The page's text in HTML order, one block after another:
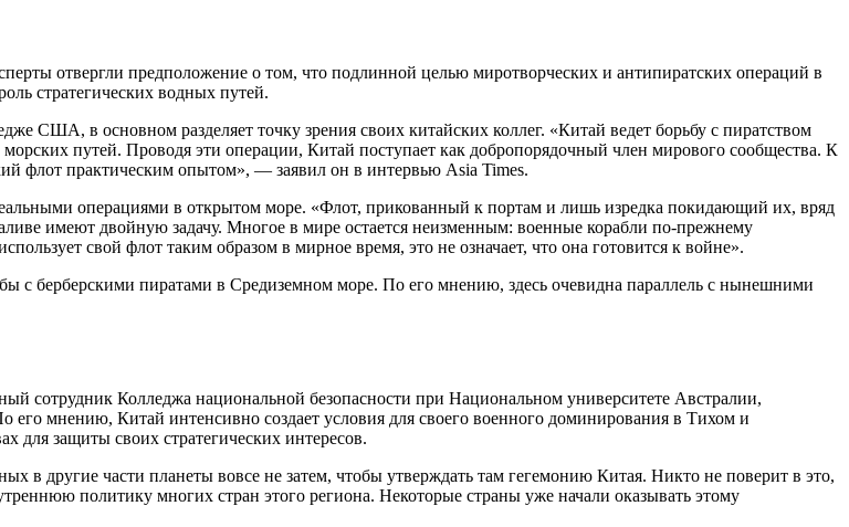
отвергли предположение о том, что подлинной целью миротворческих и антипиратских операций в
стратегических водных путей.
США, в основном разделяет точку зрения своих китайских коллег. «Китай ведет борьбу с пиратством
путей. Проводя эти операции, Китай поступает как добропорядочный член мирового сообщества. К
флот практическим опытом», — заявил он в интервью Asia Times.
операциями в открытом море. «Флот, прикованный к портам и лишь изредка покидающий их, вряд
имеют двойную задачу. Многое в мире остается неизменным: военные корабли по-прежнему
свой флот таким образом в мирное время, это не означает, что она готовится к войне».
с берберскими пиратами в Средиземном море. По его мнению, здесь очевидна параллель с нынешними
сотрудник Колледжа национальной безопасности при Национальном университете Австралии,
его мнению, Китай интенсивно создает условия для своего военного доминирования в Тихом и
для защиты своих стратегических интересов.
в другие части планеты вовсе не затем, чтобы утверждать там гегемонию Китая. Никто не поверит в это,
политику многих стран этого региона. Некоторые страны уже начали оказывать этому